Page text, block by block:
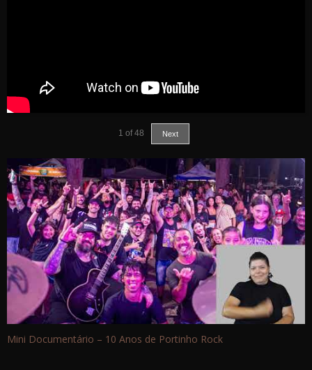
1 of 48 Next
Mini Documentário – 10 Anos de Portinho Rock